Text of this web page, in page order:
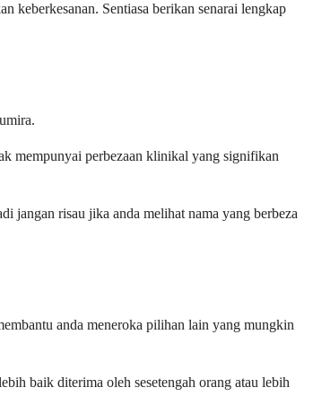
keberkesanan. Sentiasa berikan senarai lengkap
mempunyai perbezaan klinikal yang signifikan
jangan risau jika anda melihat nama yang berbeza
anda meneroka pilihan lain yang mungkin
baik diterima oleh sesetengah orang atau lebih